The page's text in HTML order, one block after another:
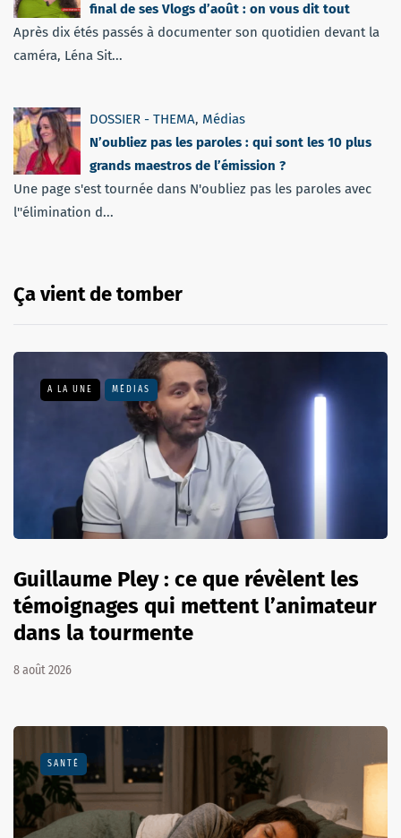
final de ses Vlogs d’août : on vous dit tout
Après dix étés passés à documenter son quotidien devant la
caméra, Léna Sit...
DOSSIER - THEMA, Médias
N’oubliez pas les paroles : qui sont les 10 plus
grands maestros de l’émission ?
Une page s'est tournée dans N'oubliez pas les paroles avec
l''élimination d...
Ça vient de tomber
A LA UNE MÉDIAS
Guillaume Pley : ce que révèlent les
témoignages qui mettent l’animateur
dans la tourmente
8 août 2026
SANTÉ